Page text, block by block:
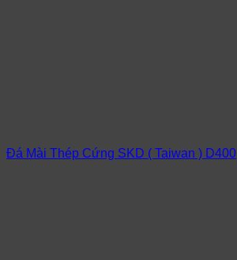
Đá Mài Thép Cứng SKD ( Taiwan ) D400